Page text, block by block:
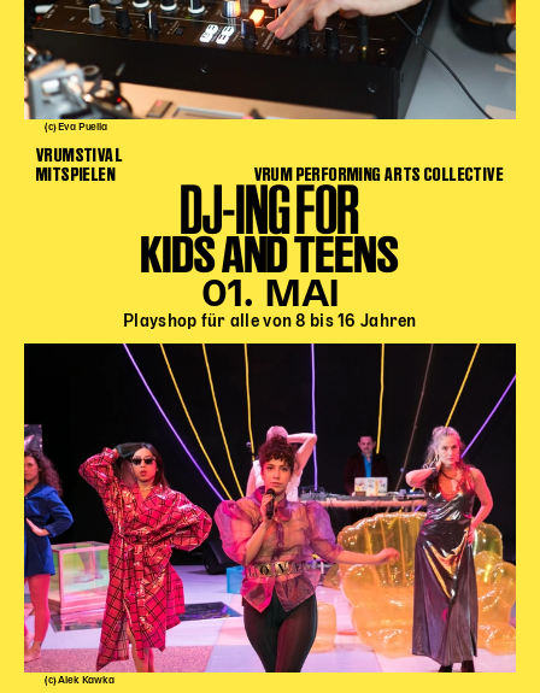
(c) Eva Puella
VRUMSTIVAL
MITSPIELEN
VRUM PERFORMING ARTS COLLECTIVE
DJ-ING FOR
KIDS AND TEENS
01. MAI
Playshop für alle von 8 bis 16 Jahren
(c) Alek Kawka